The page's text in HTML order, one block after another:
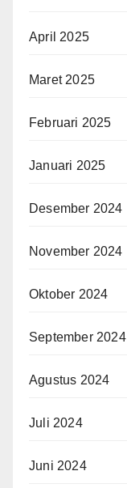
April 2025
Maret 2025
Februari 2025
Januari 2025
Desember 2024
November 2024
Oktober 2024
September 2024
Agustus 2024
Juli 2024
Juni 2024